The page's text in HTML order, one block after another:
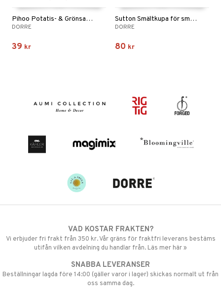
Pihoo Potatis- & Grönsakssticka 2-pack
DORRE
39 kr
Sutton Smältkupa för smashburger
DORRE
80 kr
VAD KOSTAR FRAKTEN?
Vi erbjuder fri frakt från 350 kr. Vår gräns för fraktfri leverans bestäms
utifån vilken avdelning du handlar från. Läs mer här »
SNABBA LEVERANSER
Beställningar lagda före 14:00 (gäller varor i lager) skickas normalt ut från
oss samma dag.